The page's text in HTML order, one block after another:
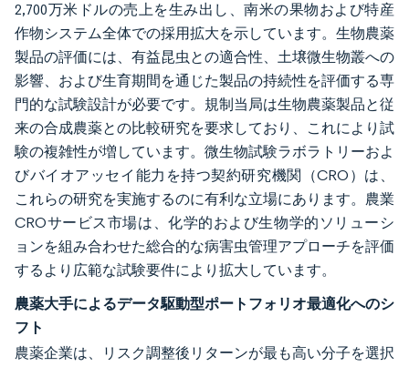
2,700万米ドルの売上を生み出し、南米の果物および特産
作物システム全体での採用拡大を示しています。生物農薬
製品の評価には、有益昆虫との適合性、土壌微生物叢への
影響、および生育期間を通じた製品の持続性を評価する専
門的な試験設計が必要です。規制当局は生物農薬製品と従
来の合成農薬との比較研究を要求しており、これにより試
験の複雑性が増しています。微生物試験ラボラトリーおよ
びバイオアッセイ能力を持つ契約研究機関（CRO）は、
これらの研究を実施するのに有利な立場にあります。農業
CROサービス市場は、化学的および生物学的ソリューシ
ョンを組み合わせた総合的な病害虫管理アプローチを評価
するより広範な試験要件により拡大しています。
農薬大手によるデータ駆動型ポートフォリオ最適化へのシ
フト
農薬企業は、リスク調整後リターンが最も高い分子を選択